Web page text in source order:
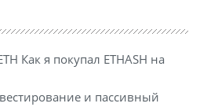
Как я покупал ETHASH на
и пассивный